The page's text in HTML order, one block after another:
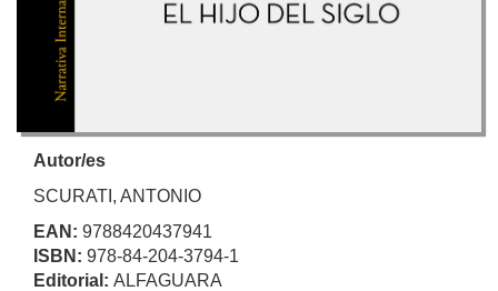
Autor/es
SCURATI, ANTONIO
EAN: 9788420437941
ISBN: 978-84-204-3794-1
Editorial: ALFAGUARA